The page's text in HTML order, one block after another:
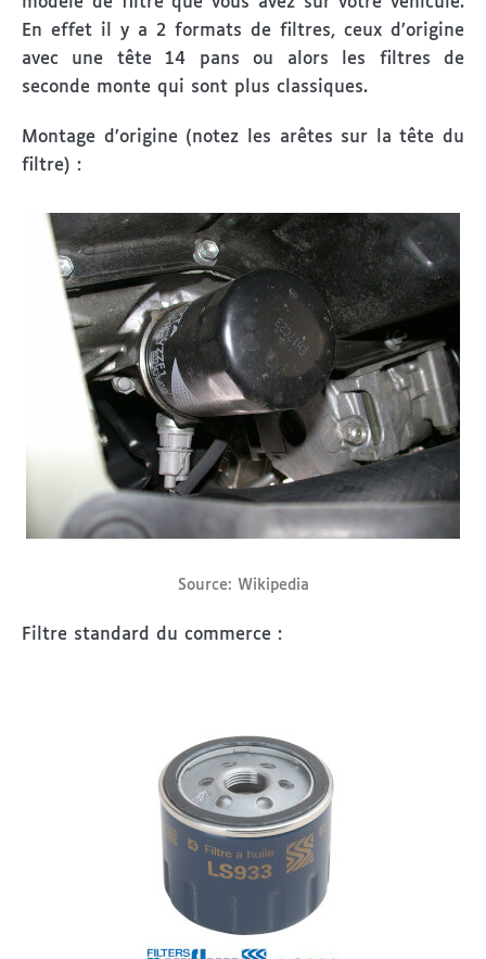
En effet il y a 2 formats de filtres, ceux d’origine
avec une tête 14 pans ou alors les filtres de
seconde monte qui sont plus classiques.
Montage d’origine (notez les arêtes sur la tête du
filtre) :
Source: Wikipedia
Filtre standard du commerce :